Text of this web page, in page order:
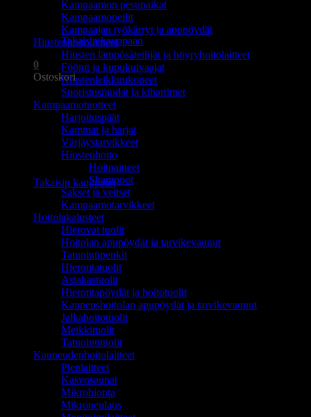
Ostoskori on tyhjä.
Takaisin kauppaan
0
Ostoskori
Ostoskori on tyhjä.
Takaisin kauppaan
Kampaamon pesupaikat
Kampaamopeilit
Kampaajan työkärryt ja apupöydät
Hiustenhoitolaitteet
Hiusten lämpösäteilijät ja höyryhoitolaitteet
Föönit ja kupukuivaajat
Hiustenleikkuukoneet
Suoristusraudat ja kihartimet
Kampaamotuotteet
Harjoituspäät
Kammat ja harjat
Värjäystarvikkeet
Hiustenhoito
Hoitoaineet
Shampoot
Sakset ja veitset
Kampaamotarvikkeet
Hoitolakalusteet
Hierovat tuolit
Hoitolan apupöydät ja tarvikevaunut
Tatuointipenkit
Hierontatuolit
Asiakastuolit
Hierontapöydät ja hoitotuolit
Kauneushoitolan apupöydät ja tarvikevaunut
Jalkahoitotuolit
Meikkituolit
Tatuointituolit
Kauneudenhoitolaitteet
Pienlaitteet
Kasvosaunat
Mikrohionta
Mikroneulaus